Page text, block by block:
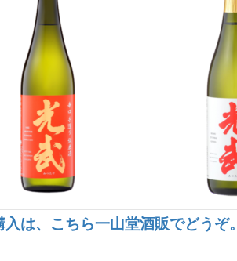
は、こちら一山堂酒販でどうぞ。